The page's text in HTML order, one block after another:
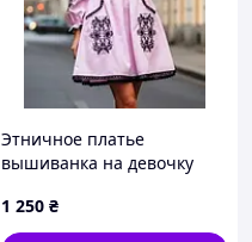
Этничное платье
вышиванка на девочку
1 250 ₴